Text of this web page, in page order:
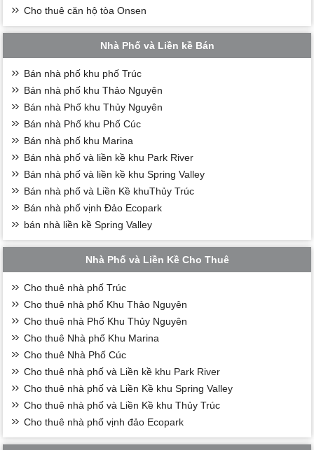
Cho thuê căn hộ tòa Onsen
Nhà Phố và Liền kề Bán
Bán nhà phố khu phố Trúc
Bán nhà phố khu Thảo Nguyên
Bán nhà Phố khu Thủy Nguyên
Bán nhà Phố khu Phố Cúc
Bán nhà phố khu Marina
Bán nhà phố và liền kề khu Park River
Bán nhà phố và liền kề khu Spring Valley
Bán nhà phố và Liền Kề khuThủy Trúc
Bán nhà phố vịnh Đảo Ecopark
bán nhà liền kề Spring Valley
Nhà Phố và Liền Kề Cho Thuê
Cho thuê nhà phố Trúc
Cho thuê nhà phố Khu Thảo Nguyên
Cho thuê nhà Phố Khu Thủy Nguyên
Cho thuê Nhà phố Khu Marina
Cho thuê Nhà Phố Cúc
Cho thuê nhà phố và Liền kề khu Park River
Cho thuê nhà phố và Liền Kề khu Spring Valley
Cho thuê nhà phố và Liền Kề khu Thủy Trúc
Cho thuê nhà phố vịnh đảo Ecopark